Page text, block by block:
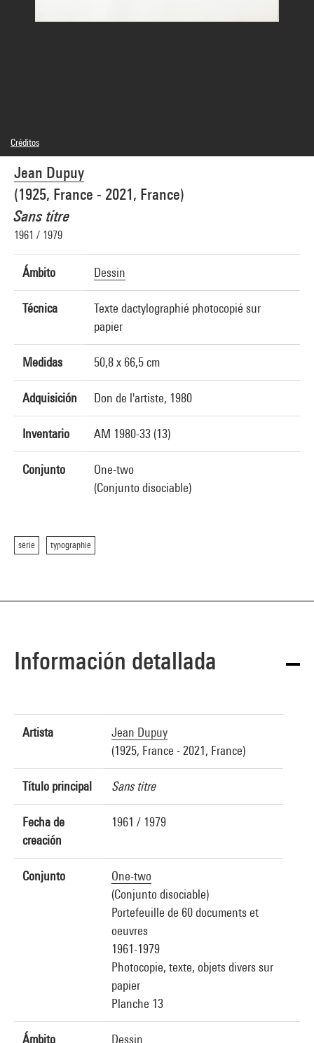
Jean Dupuy
(1925, France - 2021, France)
Sans titre
1961 / 1979
Ámbito Dessin
Técnica
Texte dactylographié photocopié sur
papier
Medidas 50,8 x 66,5 cm
Adquisición Don de l'artiste, 1980
Inventario AM 1980-33 (13)
Conjunto
One-two
(Conjunto disociable)
série typographie
Créditos
© Adagp, Paris
Créditos fotográficos : Centre Pompidou, MNAM-CCI/Audrey Laurans/Dist.
GrandPalaisRmn
Referencia de la imagen : 4N85159
Difusión de la imagen :
Información detallada
Artista
Jean Dupuy
(1925, France - 2021, France)
Título principal Sans titre
Fecha de
creación
1961 / 1979
Conjunto
One-two
(Conjunto disociable)
Portefeuille de 60 documents et
oeuvres
1961-1979
Photocopie, texte, objets divers sur
papier
Planche 13
Ámbito Dessin